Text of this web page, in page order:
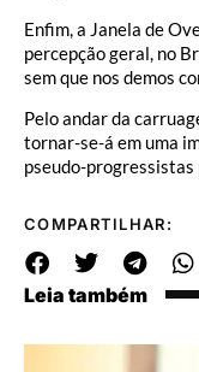
Enfim, a Janela de
percepção geral, no
sem que nos demos
Pelo andar da
tornar-se-á em uma
pseudo-progressistas
COMPARTILHAR:
Leia também